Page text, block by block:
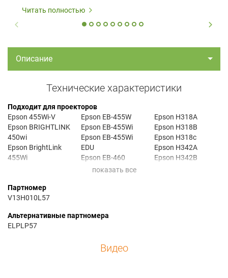
Читать полностью
Описание
Технические характеристики
Подходит для проекторов
Epson 455Wi-V
Epson BRIGHTLINK
450wi
Epson BrightLink
455Wi
Epson BrightLink
455Wi+
Epson EB-440W
Epson EB-450
Epson EB-455W
Epson EB-455Wi
Epson EB-455Wi
EDU
Epson EB-460
Epson EB-460 EDU
Epson EB-465i
Epson EB-5750
Epson H318A
Epson H318B
Epson H318c
Epson H342A
Epson H342B
Партномер
V13H010L57
Альтернативные партномера
ELPLP57
Видео